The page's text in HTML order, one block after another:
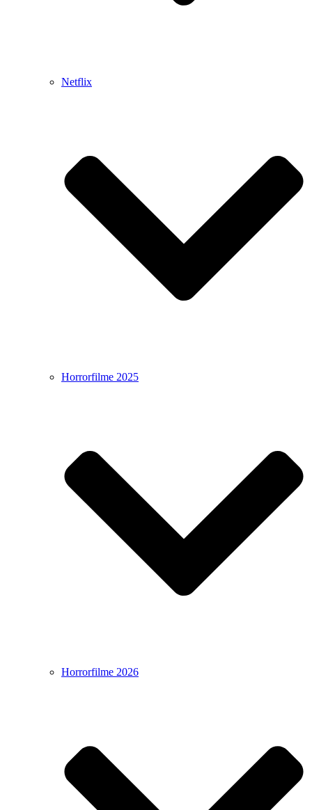
Netflix
Horrorfilme 2025
Horrorfilme 2026